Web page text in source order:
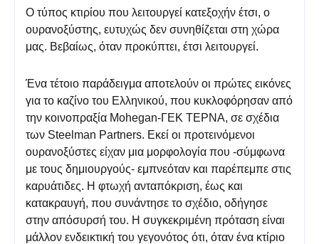
Ο τύπος κτιρίου που λειτουργεί κατεξοχήν έτσι, ο
ουρανοξύστης, ευτυχώς δεν συνηθίζεται στη χώρα
μας. Βεβαίως, όταν προκύπτει, έτσι λειτουργεί.
Ένα τέτοιο παράδειγμα αποτελούν οι πρώτες εικόνες
για το καζίνο του Ελληνικού, που κυκλοφόρησαν από
την κοινοπραξία Mohegan-ΓΕΚ ΤΕΡΝΑ, σε σχέδια
των Steelman Partners. Εκεί οι προτεινόμενοι
ουρανοξύστες είχαν μια μορφολογία που -σύμφωνα
με τους δημιουργούς- εμπνεόταν και παρέπεμπε στις
καρυάτιδες. Η φτωχή ανταπόκριση, έως και
κατακραυγή, που συνάντησε το σχέδιο, οδήγησε
στην απόσυρσή του. Η συγκεκριμένη πρόταση είναι
μάλλον ενδεικτική του γεγονότος ότι, όταν ένα κτίριο